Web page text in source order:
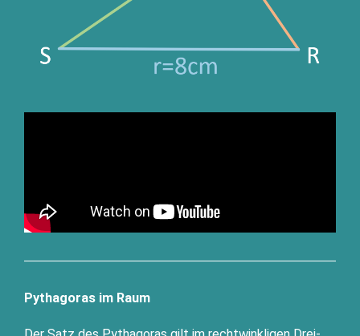
Pythagoras im Raum